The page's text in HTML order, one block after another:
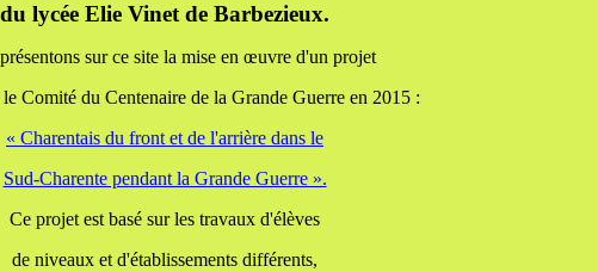
du lycée Elie Vinet de Barbezieux.
sur ce site la mise en œuvre d'un projet
Comité du Centenaire de la Grande Guerre en 2015 :
« Charentais du front et de l'arrière dans le
Sud-Charente pendant la Grande Guerre ».
Ce projet est basé sur les travaux d'élèves
de niveaux et d'établissements différents,